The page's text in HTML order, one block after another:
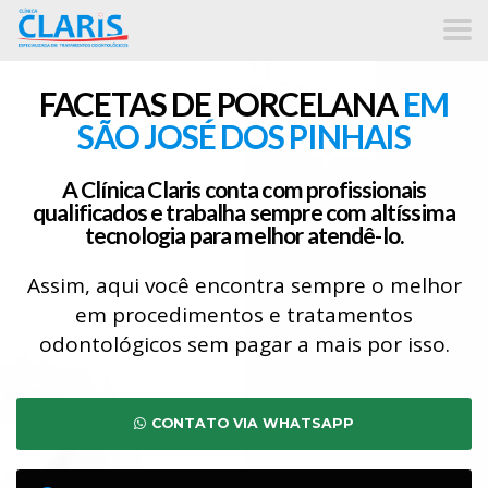
FACETAS DE PORCELANAEM
SÃO JOSÉ DOS PINHAIS
A Clínica Claris conta com profissionais
qualificados e trabalha sempre com altíssima
tecnologia para melhor atendê-lo.
Assim, aqui você encontra sempre o melhor
em procedimentos e tratamentos
odontológicos sem pagar a mais por isso.
CONTATO VIA WHATSAPP